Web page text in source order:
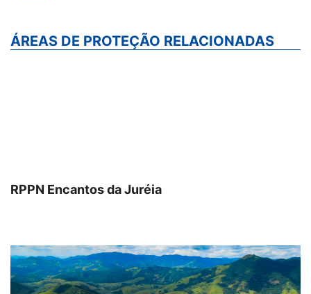
ÁREAS DE PROTEÇÃO RELACIONADAS
RPPN Encantos da Juréia